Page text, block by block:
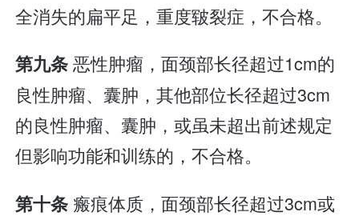
全消失的扁平足，重度皲裂症，不合格。
第九条恶性肿瘤，面颈部长径超过1cm的
良性肿瘤、囊肿，其他部位长径超过3cm
的良性肿瘤、囊肿，或虽未超出前述规定
但影响功能和训练的，不合格。
第十条 瘢痕体质，面颈部长径超过3cm或